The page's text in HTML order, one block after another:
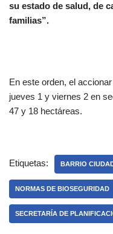
su estado de salud, de
familias”.
En este orden, el
jueves 1 y viernes 2 en
47 y 18 hectáreas.
Etiquetas: BARRIO
NORMAS DE BIOSEGURIDAD
SECRETARÍA DE